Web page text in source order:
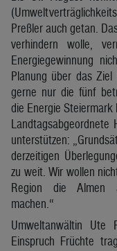
Preßler auch getan.
verhindern wolle,
Energiegewinnung
Planung über das
gerne nur die fünf
die Energie Steiermark
Landtagsabgeordnete
unterstützen:
derzeitigen
zu weit. Wir wollen
Region die Almen
machen.“
Umweltanwältin
Einspruch Früchte